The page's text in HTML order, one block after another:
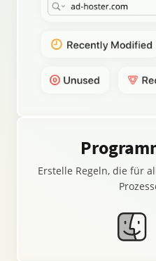
Erstelle Regeln, die für